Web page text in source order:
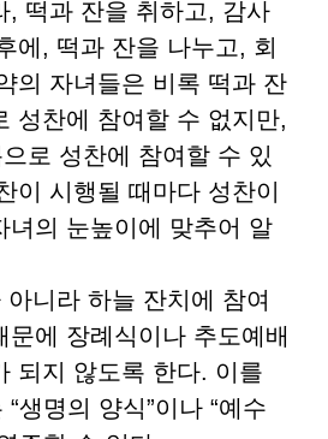
, 떡과 잔을 취하고, 감사
에, 떡과 잔을 나누고, 회
의 자녀들은 비록 떡과 잔
성찬에 참여할 수 없지만,
로 성찬에 참여할 수 있
이 시행될 때마다 성찬이
녀의 눈높이에 맞추어 알
니라 하늘 잔치에 참여
문에 장례식이나 추도예배
되지 않도록 한다. 이를
생명의 양식”이나 “예수